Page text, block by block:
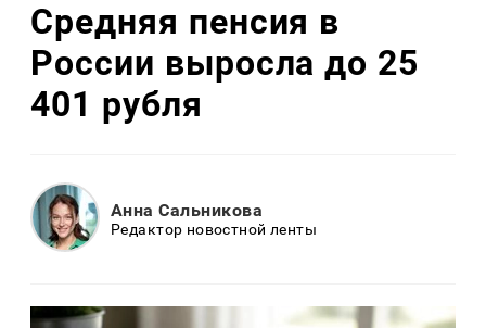
Средняя пенсия в
России выросла до 25
401 рубля
Анна Сальникова
Редактор новостной ленты